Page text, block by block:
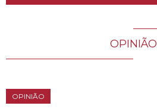
OPINIÃO
OPINIÃO